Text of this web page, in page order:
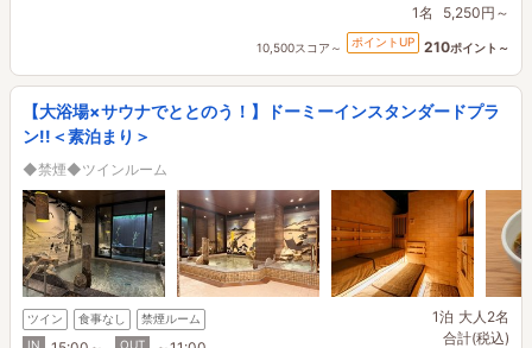
1名 5,250円～
10,500スコア～ ポイントUP 210ポイント～
【大浴場×サウナでととのう！】ドーミーインスタンダードプラ
ン!!＜素泊まり＞
◆禁煙◆ツインルーム
ツイン 食事なし
禁煙ルーム
IN
OUT
1泊 大人2名
合計(税込)